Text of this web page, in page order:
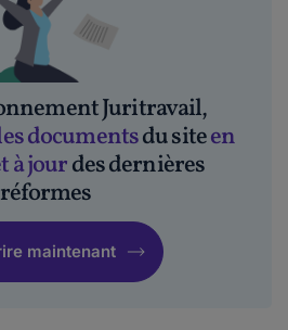
Juritravail,
documentsdu siteen
à jourdes dernières
réformes
maintenant